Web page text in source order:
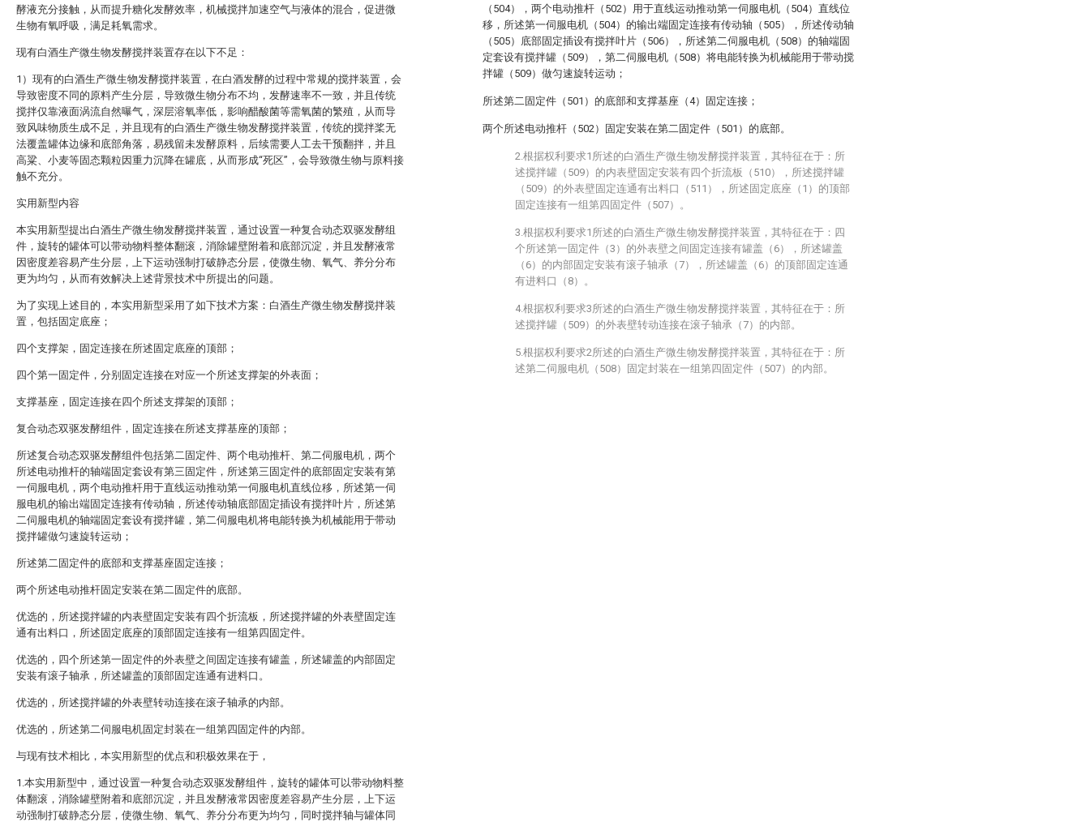
酵液充分接触，从而提升糖化发酵效率‌，机械搅拌加速空气与液体的混合，促进微
生物有氧呼吸，满足耗氧需求‌‌‌。
现有白酒生产微生物发酵搅拌装置存在以下不足：
1）现有的白酒生产微生物发酵搅拌装置，在白酒发酵的过程中常规的搅拌装置，会
导致密度不同的原料产生分层，导致微生物分布不均，发酵速率不一致，并且传统
搅拌仅靠液面涡流自然曝气，深层溶氧率低，影响醋酸菌等需氧菌的繁殖，从而导
致风味物质生成不足，并且现有的白酒生产微生物发酵搅拌装置，传统的搅拌桨无
法覆盖罐体边缘和底部角落，易残留未发酵原料，后续需要人工去干预翻拌，并且
高粱、小麦等固态颗粒因重力沉降在罐底，从而形成“死区”，会导致微生物与原料接
触不充分‌。
实用新型内容
本实用新型提出白酒生产微生物发酵搅拌装置，通过设置一种复合动态双驱发酵组
件，旋转的罐体可以带动物料整体翻滚，消除罐壁附着和底部沉淀，并且发酵液常
因密度差容易产生分层，上下运动强制打破静态分层，使微生物、氧气、养分分布
更为均匀，从而有效解决上述背景技术中所提出的问题。
为了实现上述目的，本实用新型采用了如下技术方案：白酒生产微生物发酵搅拌装
置，包括固定底座；
‌四个支撑架，固定连接在所述固定底座的顶部；
四个第一固定件，分别固定连接在对应一个所述支撑架的外表面；
支撑基座，固定连接在四个所述支撑架的顶部；
复合动态双驱发酵组件，固定连接在所述支撑基座的顶部；
所述复合动态双驱发酵组件包括第二固定件、两个电动推杆、第二伺服电机，两个
所述电动推杆的轴端固定套设有第三固定件，所述第三固定件的底部固定安装有第
一伺服电机，两个电动推杆用于直线运动推动第一伺服电机直线位移，所述第一伺
服电机的输出端固定连接有传动轴，所述传动轴底部固定插设有搅拌叶片，所述第
二伺服电机的轴端固定套设有搅拌罐，第二伺服电机将电能转换为机械能用于带动
搅拌罐做匀速旋转运动；
所述第二固定件的底部和支撑基座固定连接；
两个所述电动推杆固定安装在第二固定件的底部。
优选的，所述搅拌罐的内表壁固定安装有四个折流板，所述搅拌罐的外表壁固定连
通有出料口，所述固定底座的顶部固定连接有一组第四固定件。
优选的，四个所述第一固定件的外表壁之间固定连接有罐盖，所述罐盖的内部固定
安装有滚子轴承，所述罐盖的顶部固定连通有进料口。
优选的，所述搅拌罐的外表壁转动连接在滚子轴承的内部。
优选的，所述第二伺服电机固定封装在一组第四固定件的内部。
与现有技术相比，本实用新型的优点和积极效果在于，
1.本实用新型中，通过设置一种复合动态双驱发酵组件，旋转的罐体可以带动物料整
体翻滚，消除罐壁附着和底部沉淀，并且发酵液常因密度差容易产生分层，上下运
动强制打破静态分层，使微生物、氧气、养分分布更为均匀，同时搅拌轴与罐体同
（504），两个电动推杆（502）用于直线运动推动第一伺服电机（504）直线位
移，所述第一伺服电机（504）的输出端固定连接有传动轴（505），所述传动轴
（505）底部固定插设有搅拌叶片（506），所述第二伺服电机（508）的轴端固
定套设有搅拌罐（509），第二伺服电机（508）将电能转换为机械能用于带动搅
拌罐（509）做匀速旋转运动；
所述第二固定件（501）的底部和支撑基座（4）固定连接；
两个所述电动推杆（502）固定安装在第二固定件（501）的底部。
2.根据权利要求1所述的白酒生产微生物发酵搅拌装置，其特征在于：所
述搅拌罐（509）的内表壁固定安装有四个折流板（510），所述搅拌罐
（509）的外表壁固定连通有出料口（511），所述固定底座（1）的顶部
固定连接有一组第四固定件（507）。
3.根据权利要求1所述的白酒生产微生物发酵搅拌装置，其特征在于：四
个所述第一固定件（3）的外表壁之间固定连接有罐盖（6），所述罐盖
（6）的内部固定安装有滚子轴承（7），所述罐盖（6）的顶部固定连通
有进料口（8）。
4.根据权利要求3所述的白酒生产微生物发酵搅拌装置，其特征在于：所
述搅拌罐（509）的外表壁转动连接在滚子轴承（7）的内部。
5.根据权利要求2所述的白酒生产微生物发酵搅拌装置，其特征在于：所
述第二伺服电机（508）固定封装在一组第四固定件（507）的内部。